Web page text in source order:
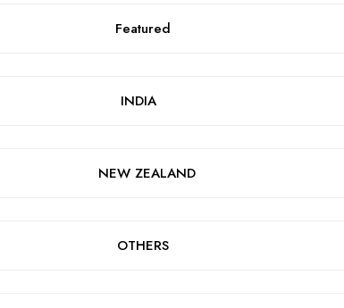
Featured
INDIA
NEW ZEALAND
OTHERS